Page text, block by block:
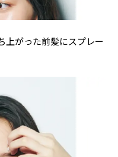
がった前髪にスプレー